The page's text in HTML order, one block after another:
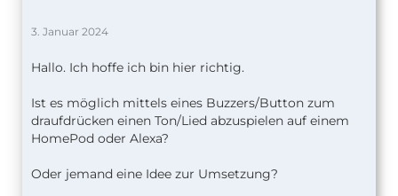
3. Januar 2024
Hallo. Ich hoffe ich bin hier richtig.
Ist es möglich mittels eines Buzzers/Button zum
draufdrücken einen Ton/Lied abzuspielen auf einem
HomePod oder Alexa?
Oder jemand eine Idee zur Umsetzung?